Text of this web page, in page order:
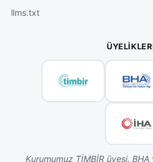
llms.txt
Kurumumuz TİMBİR üyesi,